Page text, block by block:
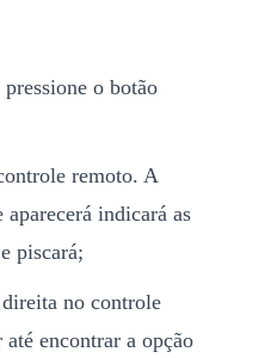
o botão
remoto. A
indicará as
piscará;
no controle
encontrar a opção